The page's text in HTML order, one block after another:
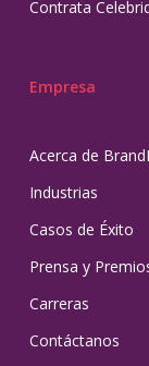
Contrata
Empresa
Acerca de
Industrias
Casos de Éxito
Prensa y
Carreras
Contáctanos